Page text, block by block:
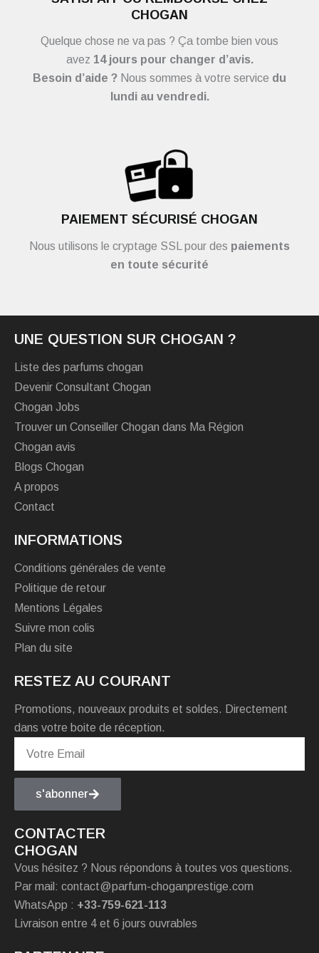
CHOGAN
Quelque chose ne va pas ? Ça tombe bien vous
avez 14 jours pour changer d’avis.
Besoin d’aide ? Nous sommes à votre service du
lundi au vendredi.
PAIEMENT SÉCURISÉ CHOGAN
Nous utilisons le cryptage SSL pour des paiements
en toute sécurité
UNE QUESTION SUR CHOGAN ?
Liste des parfums chogan
Devenir Consultant Chogan
Chogan Jobs
Trouver un Conseiller Chogan dans Ma Région
Chogan avis
Blogs Chogan
A propos
Contact
INFORMATIONS
Conditions générales de vente
Politique de retour
Mentions Légales
Suivre mon colis
Plan du site
RESTEZ AU COURANT
Promotions, nouveaux produits et soldes. Directement
dans votre boite de réception.
s'abonner
CONTACTER
CHOGAN
Vous hésitez ? Nous répondons à toutes vos questions.
Par mail: contact@parfum-choganprestige.com
WhatsApp : +33-759-621-113
Livraison entre 4 et 6 jours ouvrables